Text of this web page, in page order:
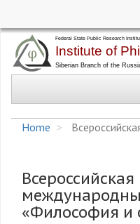
main
Home
«Философия и